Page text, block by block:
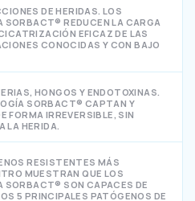
DE HERIDAS. LOS
REDUCEN LA CARGA
EFICAZ DE LAS
CONOCIDAS Y CON BAJO
HONGOS Y ENDOTOXINAS.
SORBACT® CAPTAN Y
FORMA IRREVERSIBLE, SIN
LA HERIDA.
RESISTENTES MÁS
MUESTRAN QUE LOS
SON CAPACES DE
5 PRINCIPALES PATÓGENOS DE